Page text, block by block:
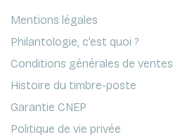
Mentions légales
Philantologie, c'est quoi ?
Conditions générales de ventes
Histoire du timbre-poste
Garantie CNEP
Politique de vie privée